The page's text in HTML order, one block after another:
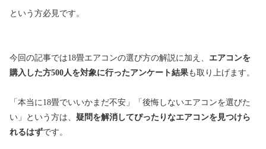
という方必見です。
今回の記事では18畳エアコンの選び方の解説に加え、 エアコンを
購入した方500人を対象に行ったアンケート結果も取り上げます。
「本当に18畳でいいかまだ不安」「後悔しないエアコンを選びた
い」という方は、 疑問を解消してぴったりなエアコンを見つけら
れるはずです。